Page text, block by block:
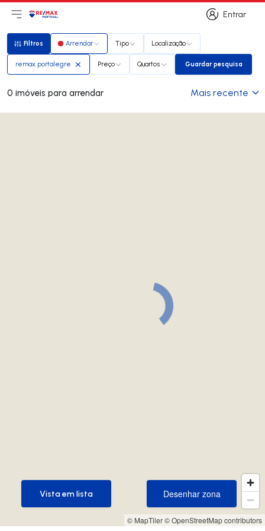
Entrar
Entrar
Abri menu principal
LogoIr para página inicial
Filtros
Filtros Arrendar Tipo Localização
remax portalegre Preço Quartos Guardar
Guardar pesquisa
0 imóveis para arrendar Mais recente
© MapTiler© OpenStreetMap contributors
Desenhar zona
Desenhar zona
Vista em lista
Vista em lista